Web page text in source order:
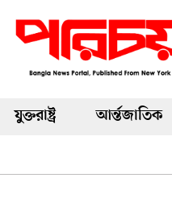
যুক্তরাষ্ট্র আর্ন্তজাতিক